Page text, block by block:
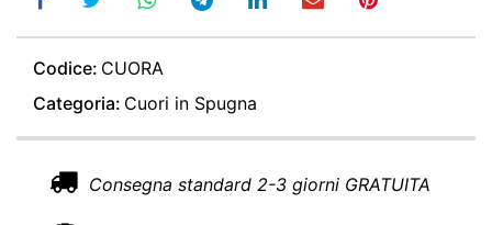
Codice: CUORA
Categoria: Cuori in Spugna
Consegna standard 2-3 giorni GRATUITA